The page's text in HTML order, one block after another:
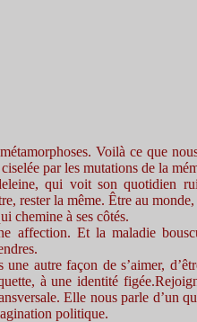
Voilà ce que
par les mutations de la
qui voit son quotidien
rester la même. Être au
chemine à ses côtés.
Et la maladie
une autre façon de s’aimer,
à une identité
Elle nous parle d’un
politique.